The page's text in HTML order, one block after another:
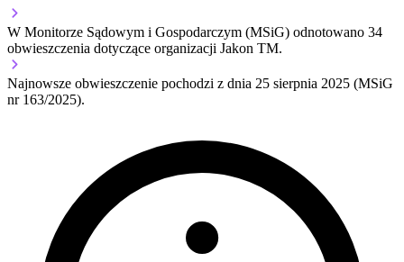
W Monitorze Sądowym i Gospodarczym (MSiG) odnotowano 34
obwieszczenia dotyczące organizacji Jakon TM.
Najnowsze obwieszczenie pochodzi z dnia 25 sierpnia 2025 (MSiG
nr 163/2025).